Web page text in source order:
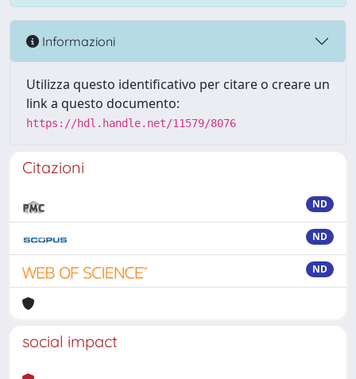
Informazioni
Utilizza questo identificativo per citare o creare un
link a questo documento:
https://hdl.handle.net/11579/8076
Citazioni
ND
ND
ND
social impact